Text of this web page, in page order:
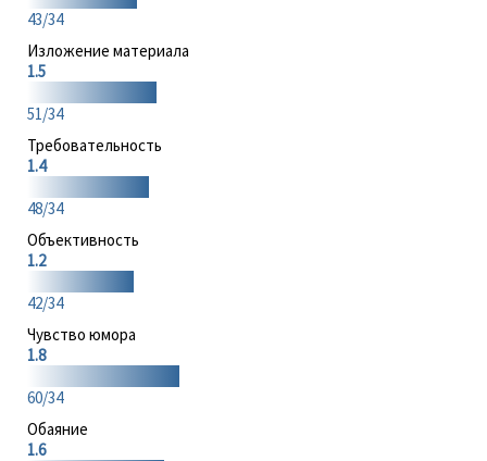
43/34
Изложение материала
1.5
51/34
Требовательность
1.4
48/34
Объективность
1.2
42/34
Чувство юмора
1.8
60/34
Обаяние
1.6